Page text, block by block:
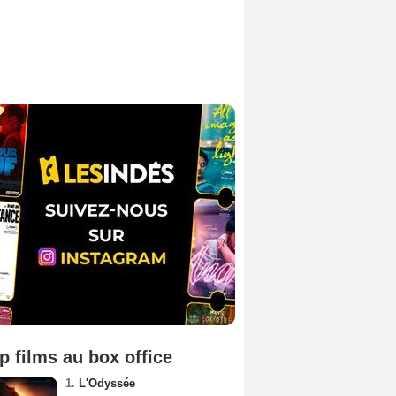
films au box office
1. L'Odyssée